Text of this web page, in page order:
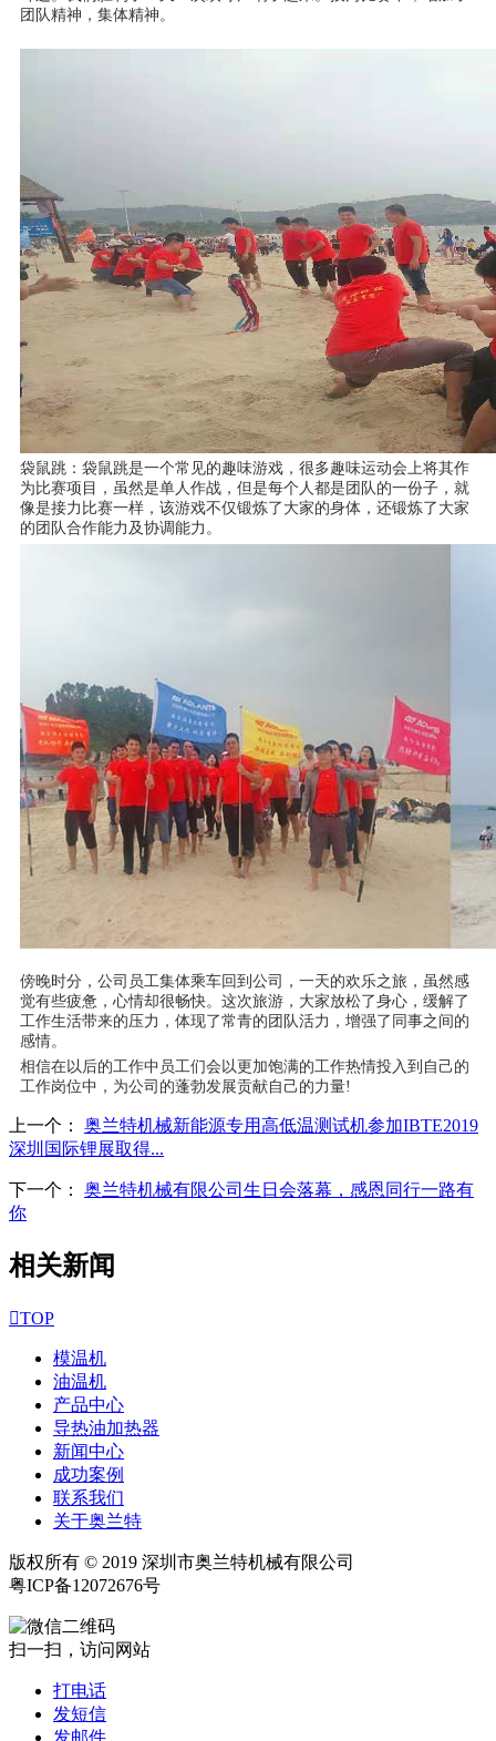
团队精神，集体精神。
袋鼠跳：袋鼠跳是一个常见的趣味游戏，很多趣味运动会上将其作
为比赛项目，虽然是单人作战，但是每个人都是团队的一份子，就
像是接力比赛一样，该游戏不仅锻炼了大家的身体，还锻炼了大家
的团队合作能力及协调能力。
傍晚时分，公司员工集体乘车回到公司， 一天的欢乐之旅，虽然感
觉有些疲惫，心情却很畅快。 这次旅游，大家放松了身心，缓解了
工作生活带来的压力，体现了常青的团队活力，增强了同事之间的
感情。
相信在以后的工作中员工们会以更加饱满的工作热情投入到自己的
工作岗位中，为公司的蓬勃发展贡献自己的力量!
上一个： 奥兰特机械新能源专用高低温测试机参加IBTE2019
深圳国际锂展取得...
下一个： 奥兰特机械有限公司生日会落幕，感恩同行一路有
你
相关新闻
TOP
模温机
油温机
产品中心
导热油加热器
新闻中心
成功案例
联系我们
关于奥兰特
版权所有 © 2019 深圳市奥兰特机械有限公司
粤ICP备12072676号
扫一扫，访问网站
打电话
发短信
发邮件